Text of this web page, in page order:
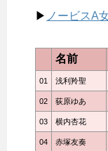
▶ ノービスA
名前
01 浅利羚聖
02 荻原ゆあ
03 横内杏花
04 赤塚友奏